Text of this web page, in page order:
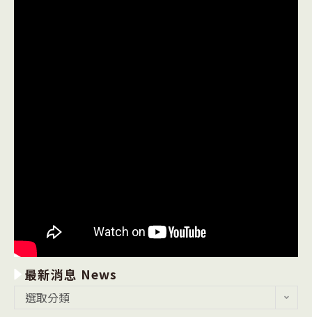
最新消息 News
選取分類